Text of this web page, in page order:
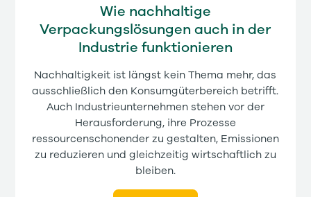
Wie nachhaltige
Verpackungslösungen auch in der
Industrie funktionieren
Nachhaltigkeit ist längst kein Thema mehr, das
ausschließlich den Konsumgüterbereich betrifft.
Auch Industrieunternehmen stehen vor der
Herausforderung, ihre Prozesse
ressourcenschonender zu gestalten, Emissionen
zu reduzieren und gleichzeitig wirtschaftlich zu
bleiben.